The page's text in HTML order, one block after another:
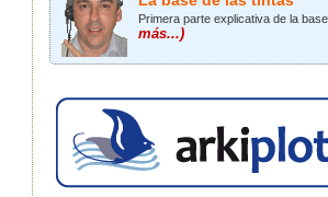
Primera parte explicativa de la
más...)